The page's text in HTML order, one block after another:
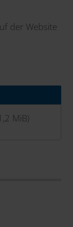
der Website
MiB)